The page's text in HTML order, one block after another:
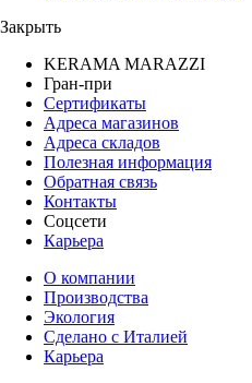
Закрыть
KERAMA MARAZZI
Гран-при
Сертификаты
Адреса магазинов
Адреса складов
Полезная информация
Обратная связь
Контакты
Соцсети
Карьера
О компании
Производства
Экология
Сделано с Италией
Карьера